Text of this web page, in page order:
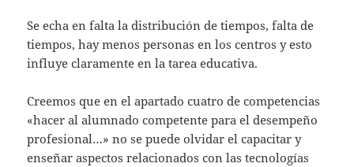
Se echa en falta la distribución de tiempos, falta de
tiempos, hay menos personas en los centros y esto
influye claramente en la tarea educativa.
Creemos que en el apartado cuatro de competencias
«hacer al alumnado competente para el desempeño
profesional…» no se puede olvidar el capacitar y
enseñar aspectos relacionados con las tecnologías